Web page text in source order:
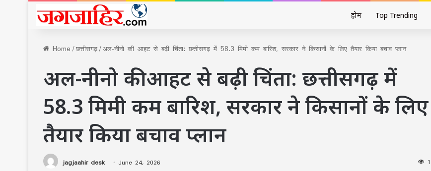
होम Top Trending
Home/छत्तीसगढ़/अल-नीनो की आहट से बढ़ी चिंता: छत्तीसगढ़ में 58.3 मिमी कम बारिश, सरकार ने किसानों के लिए तैयार किया बचाव प्लान
अल-नीनो की आहट से बढ़ी चिंता: छत्तीसगढ़ में
58.3 मिमी कम बारिश, सरकार ने किसानों के लिए
तैयार किया बचाव प्लान
jagjaahir desk June 24, 2026 1